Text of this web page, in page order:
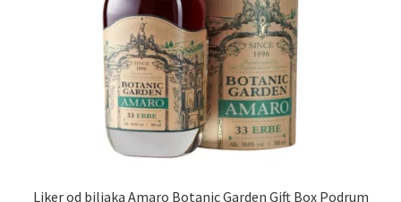
Reset password
Liker od biljaka Amaro Botanic Garden Gift Box Podrum